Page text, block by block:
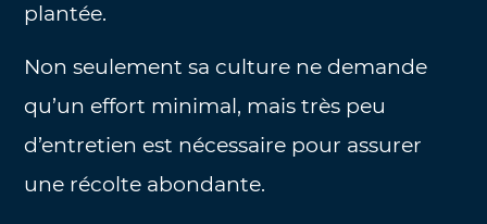
plantée.
Non seulement sa culture ne demande
qu’un effort minimal, mais très peu
d’entretien est nécessaire pour assurer
une récolte abondante.